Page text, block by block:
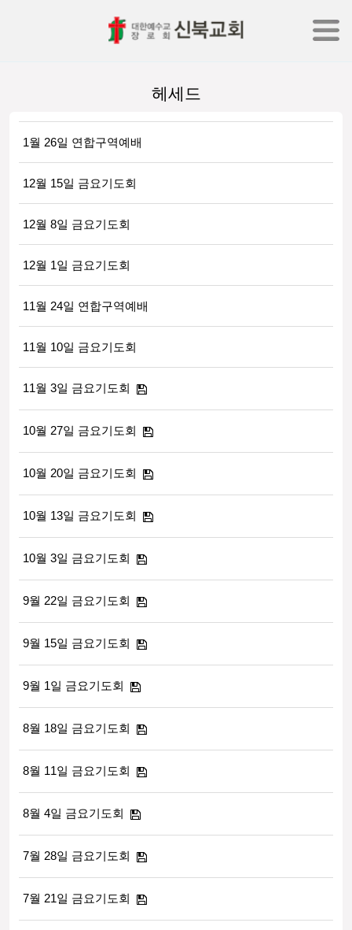
헤세드
1월 26일 연합구역예배
12월 15일 금요기도회
12월 8일 금요기도회
12월 1일 금요기도회
11월 24일 연합구역예배
11월 10일 금요기도회
11월 3일 금요기도회
10월 27일 금요기도회
10월 20일 금요기도회
10월 13일 금요기도회
10월 3일 금요기도회
9월 22일 금요기도회
9월 15일 금요기도회
9월 1일 금요기도회
8월 18일 금요기도회
8월 11일 금요기도회
8월 4일 금요기도회
7월 28일 금요기도회
7월 21일 금요기도회